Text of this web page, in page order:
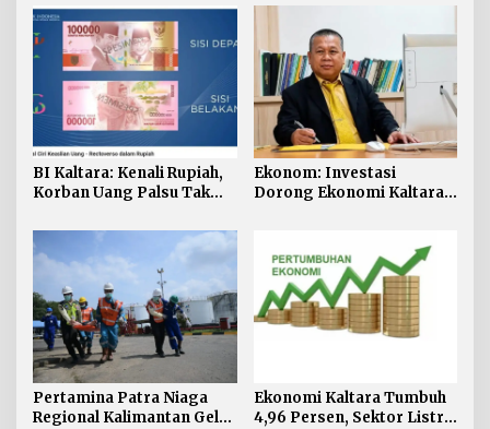
BI Kaltara: Kenali Rupiah,
Korban Uang Palsu Tak
Ekonom: Investasi
Dorong Ekonomi Kaltara,
Pertamina Patra Niaga
Regional Kalimantan Gelar
Ekonomi Kaltara Tumbuh
4,96 Persen, Sektor Listrik